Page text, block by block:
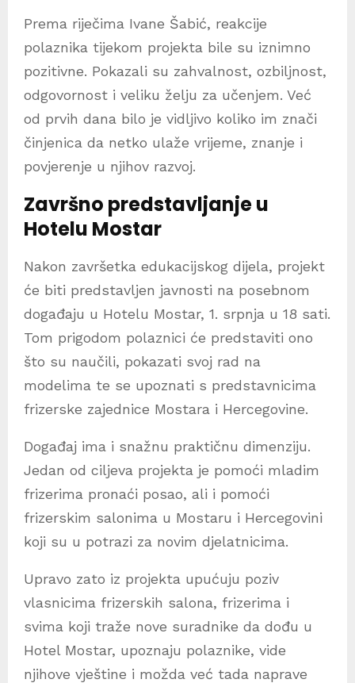
Prema riječima Ivane Šabić, reakcije
polaznika tijekom projekta bile su iznimno
pozitivne. Pokazali su zahvalnost, ozbiljnost,
odgovornost i veliku želju za učenjem. Već
od prvih dana bilo je vidljivo koliko im znači
činjenica da netko ulaže vrijeme, znanje i
povjerenje u njihov razvoj.
Završno predstavljanje u
Hotelu Mostar
Nakon završetka edukacijskog dijela, projekt
će biti predstavljen javnosti na posebnom
događaju u Hotelu Mostar, 1. srpnja u 18 sati.
Tom prigodom polaznici će predstaviti ono
što su naučili, pokazati svoj rad na
modelima te se upoznati s predstavnicima
frizerske zajednice Mostara i Hercegovine.
Događaj ima i snažnu praktičnu dimenziju.
Jedan od ciljeva projekta je pomoći mladim
frizerima pronaći posao, ali i pomoći
frizerskim salonima u Mostaru i Hercegovini
koji su u potrazi za novim djelatnicima.
Upravo zato iz projekta upućuju poziv
vlasnicima frizerskih salona, frizerima i
svima koji traže nove suradnike da dođu u
Hotel Mostar, upoznaju polaznike, vide
njihove vještine i možda već tada naprave